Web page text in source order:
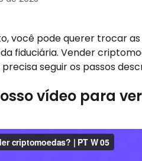
você pode querer trocar
fiduciária. Vender
seguir os passos
vídeo para